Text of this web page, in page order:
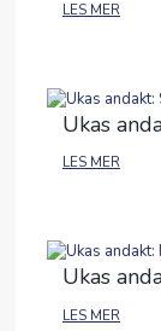
PODCAST
ANDAKTER
LES MER
Ukas
LES MER
Ukas
LES MER